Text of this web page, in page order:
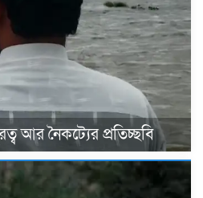
আর নৈকট্যের প্রতিচ্ছবি